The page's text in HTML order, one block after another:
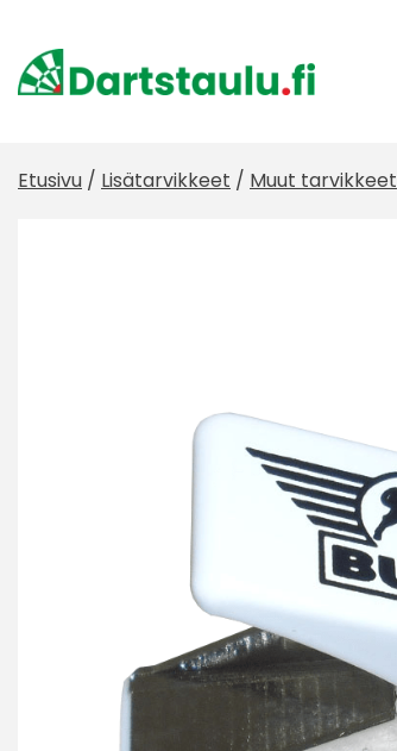
content
Etusivu / Lisätarvikkeet / Muut tarvikkeet